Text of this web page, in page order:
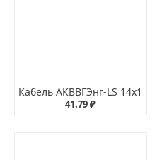
Кабель АКВВГЭнг-LS 14х1
41.79 ₽